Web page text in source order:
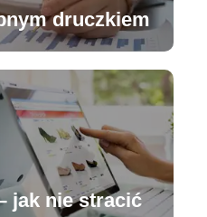
druczkiem
jak nie stracić